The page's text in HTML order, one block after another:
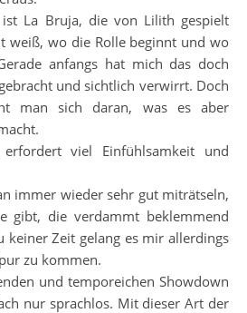
ist La Bruja, die von Lilith gespielt
weiß, wo die Rolle beginnt und wo
anfangs hat mich das doch
und sichtlich verwirrt. Doch
man sich daran, was es aber
viel Einfühlsamkeit und
immer wieder sehr gut miträtseln,
gibt, die verdammt beklemmend
keiner Zeit gelang es mir allerdings
zu kommen.
und temporeichen Showdown
nur sprachlos. Mit dieser Art der